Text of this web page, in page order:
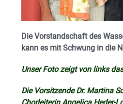
Die Vorstandschaft des
kann es mit Schwung in die
Unser Foto zeigt von links
Die Vorsitzende Dr. Martina
Chorleiterin Angelica Heder-